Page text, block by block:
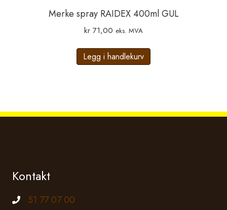
Merke spray RAIDEX 400ml GUL
kr 71,00 eks. MVA
Legg i handlekurv
Kontakt
Telefonnummer
51 77 07 00